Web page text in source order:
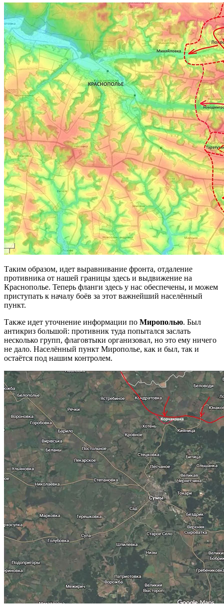
Таким образом, идет выравнивание фронта, отдаление
противника от нашей границы здесь и выдвижение на
Краснополье. Теперь фланги здесь у нас обеспечены, и можем
приступать к началу боёв за этот важнейший населённый
пункт.
Также идет уточнение информации по Мирополью. Был
антикриз большой: противник туда попытался заслать
несколько групп, флаговтыки организовал, но это ему ничего
не дало. Населённый пункт Мирополье, как и был, так и
остаётся под нашим контролем.